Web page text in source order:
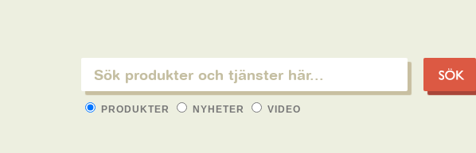
PRODUKTER NYHETER VIDEO